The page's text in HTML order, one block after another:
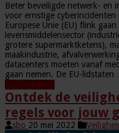
Beter beveiligde netwerk- en
voor ernstige
Europese Unie (EU) flink
levensmiddelensector
grotere supermarktketens),
maakindustrie,
datacenters moeten vanaf
gaan nemen. De EU-lidstaten
Ontdek de
regels voor jouw
sbo 20 mei 2022